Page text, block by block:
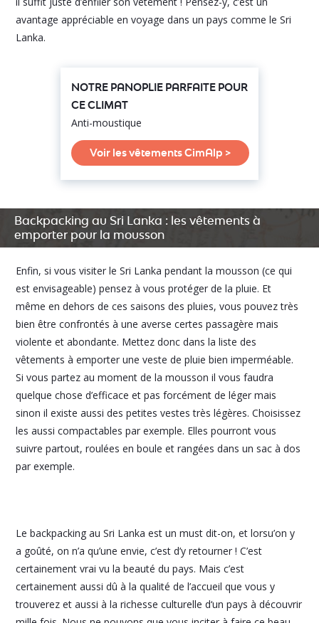
avantage appréciable en voyage dans un pays comme le Sri
Lanka.
NOTRE PANOPLIE PARFAITE POUR
CE CLIMAT
Anti-moustique
Voir les vêtements CimAlp >
Backpacking au Sri Lanka : les vêtements à
emporter pour la mousson
Enfin, si vous visiter le Sri Lanka pendant la mousson (ce qui
est envisageable) pensez à vous protéger de la pluie. Et
même en dehors de ces saisons des pluies, vous pouvez très
bien être confrontés à une averse certes passagère mais
violente et abondante. Mettez donc dans la liste des
vêtements à emporter une veste de pluie bien imperméable.
Si vous partez au moment de la mousson il vous faudra
quelque chose d’efficace et pas forcément de léger mais
sinon il existe aussi des petites vestes très légères. Choisissez
les aussi compactables par exemple. Elles pourront vous
suivre partout, roulées en boule et rangées dans un sac à dos
par exemple.
Le backpacking au Sri Lanka est un must dit-on, et lorsu’on y
a goûté, on n’a qu’une envie, c’est d’y retourner ! C’est
certainement vrai vu la beauté du pays. Mais c’est
certainement aussi dû à la qualité de l’accueil que vous y
trouverez et aussi à la richesse culturelle d‘un pays à découvrir